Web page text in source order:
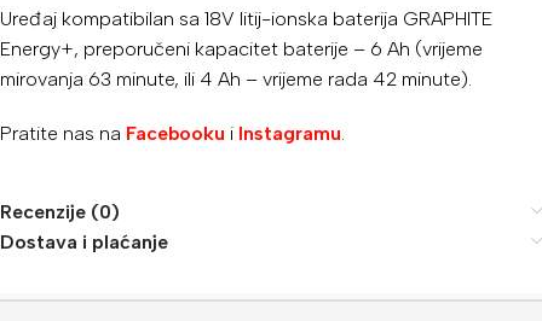
Uređaj kompatibilan sa 18V litij-ionska baterija GRAPHITE
Energy+, preporučeni kapacitet baterije – 6 Ah (vrijeme
mirovanja 63 minute, ili 4 Ah – vrijeme rada 42 minute).
Pratite nas na Facebooku i Instagramu.
Recenzije (0)
Dostava i plaćanje